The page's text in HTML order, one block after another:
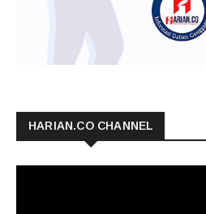
HARIAN.CO CHANNEL